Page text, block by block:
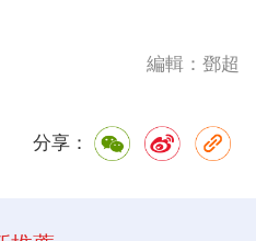
編輯：鄧超
分享：